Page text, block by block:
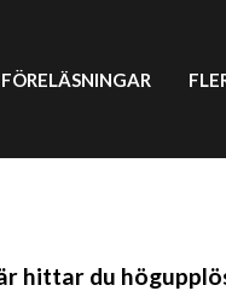
FÖRELÄSNINGAR
hittar du